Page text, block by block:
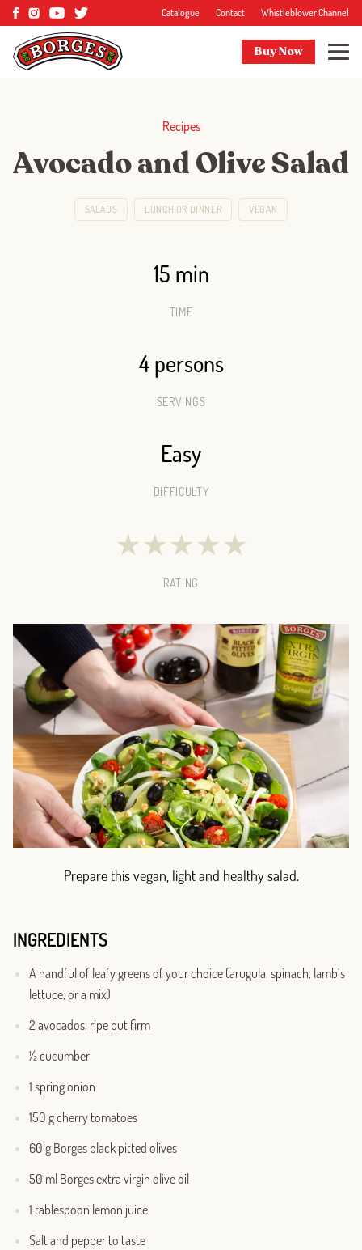
Catalogue Contact Whistleblower Channel
Buy Now
Recipes
Avocado and Olive Salad
SALADS LUNCH OR DINNER VEGAN
15 min
TIME
4 persons
SERVINGS
Easy
DIFFICULTY
★★★★★
RATING
Prepare this vegan, light and healthy salad.
INGREDIENTS
A handful of leafy greens of your choice (arugula, spinach, lamb’s
lettuce, or a mix)
2 avocados, ripe but firm
½ cucumber
1 spring onion
150 g cherry tomatoes
60 g Borges black pitted olives
50 ml Borges extra virgin olive oil
1 tablespoon lemon juice
Salt and pepper to taste